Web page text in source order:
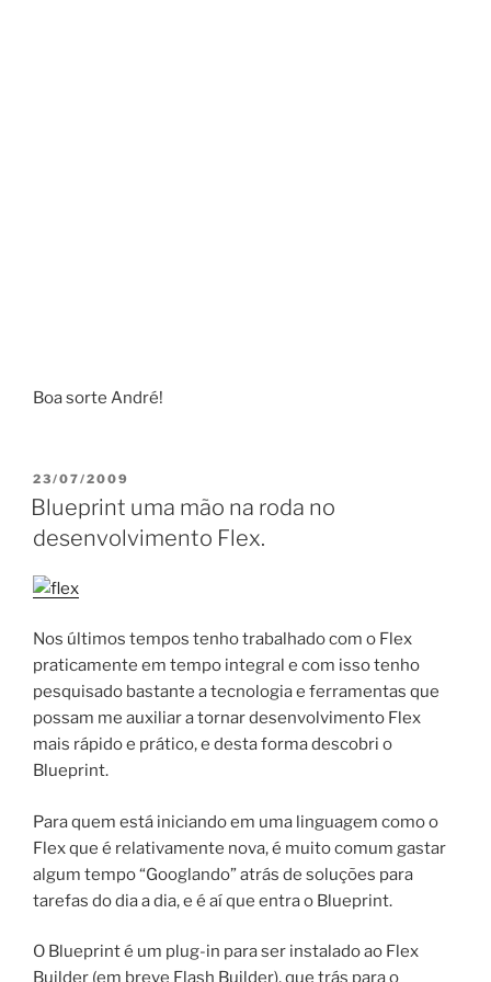
Boa sorte André!
PUBLICADO
EM
23/07/2009
Blueprint uma mão na roda no
desenvolvimento Flex.
Nos últimos tempos tenho trabalhado com o Flex
praticamente em tempo integral e com isso tenho
pesquisado bastante a tecnologia e ferramentas que
possam me auxiliar a tornar desenvolvimento Flex
mais rápido e prático, e desta forma descobri o
Blueprint.
Para quem está iniciando em uma linguagem como o
Flex que é relativamente nova, é muito comum gastar
algum tempo “Googlando” atrás de soluções para
tarefas do dia a dia, e é aí que entra o Blueprint.
O Blueprint é um plug-in para ser instalado ao Flex
Builder (em breve Flash Builder), que trás para o